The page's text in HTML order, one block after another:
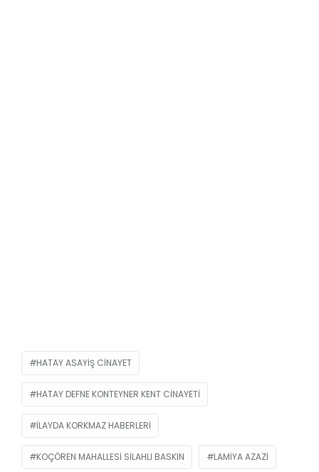
HATAY ASAYIŞ CINAYET
HATAY DEFNE KONTEYNER KENT CINAYETI
ILAYDA KORKMAZ HABERLERI
KOÇÖREN MAHALLESI SILAHLI BASKIN LAMIYA AZAZI